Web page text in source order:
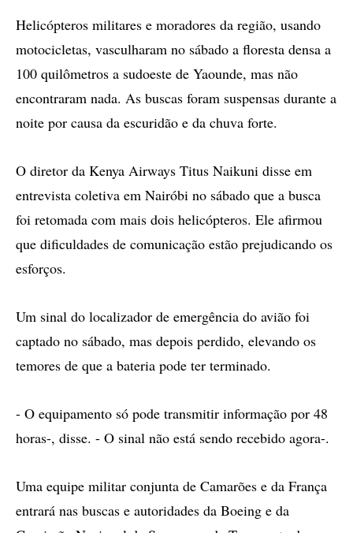
Helicópteros militares e moradores da região, usando
motocicletas, vasculharam no sábado a floresta densa a
100 quilômetros a sudoeste de Yaounde, mas não
encontraram nada. As buscas foram suspensas durante a
noite por causa da escuridão e da chuva forte.
O diretor da Kenya Airways Titus Naikuni disse em
entrevista coletiva em Nairóbi no sábado que a busca
foi retomada com mais dois helicópteros. Ele afirmou
que dificuldades de comunicação estão prejudicando os
esforços.
Um sinal do localizador de emergência do avião foi
captado no sábado, mas depois perdido, elevando os
temores de que a bateria pode ter terminado.
- O equipamento só pode transmitir informação por 48
horas-, disse. - O sinal não está sendo recebido agora-.
Uma equipe militar conjunta de Camarões e da França
entrará nas buscas e autoridades da Boeing e da